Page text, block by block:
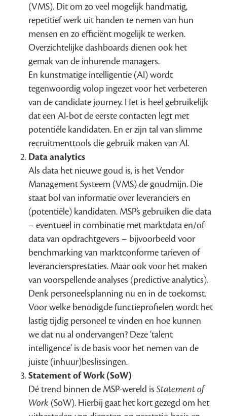
(VMS). Dit om zo veel mogelijk handmatig,
repetitief werk uit handen te nemen van hun
mensen en zo efficiënt mogelijk te werken.
Overzichtelijke dashboards dienen ook het
gemak van de inhurende managers.
En kunstmatige intelligentie (AI) wordt
tegenwoordig volop ingezet voor het verbeteren
van de candidate journey. Het is heel gebruikelijk
dat een AI-bot de eerste contacten legt met
potentiële kandidaten. En er zijn tal van slimme
recruitmenttools die gebruik maken van AI.
Data analytics
Als data het nieuwe goud is, is het Vendor
Management Systeem (VMS) de goudmijn. Die
staat bol van informatie over leveranciers en
(potentiële) kandidaten. MSP’s gebruiken die data
– eventueel in combinatie met marktdata en/of
data van opdrachtgevers – bijvoorbeeld voor
benchmarking van marktconforme tarieven of
leveranciersprestaties. Maar ook voor het maken
van voorspellende analyses (predictive analytics).
Denk personeelsplanning nu en in de toekomst.
Voor welke benodigde functieprofielen wordt het
lastig tijdig personeel te vinden en hoe kunnen
we dat nu al ondervangen? Deze ‘talent
intelligence’ is de basis voor het nemen van de
juiste (inhuur)beslissingen.
Statement of Work (SoW)
Dé trend binnen de MSP-wereld isStatement of
Work (SoW). Hierbij gaat het kort gezegd om het